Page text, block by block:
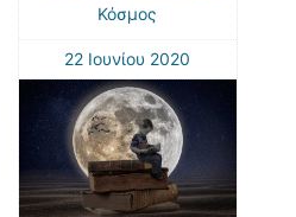
Κόσμος
22 Ιουνίου 2020